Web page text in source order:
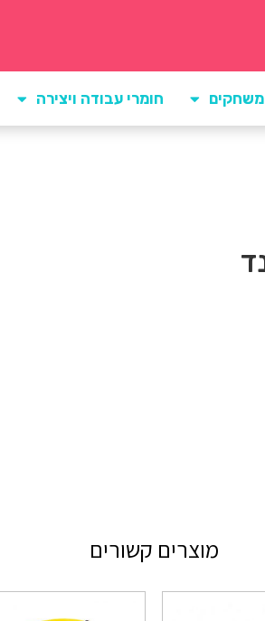
משחקים חומרי עבודה ויצירה
מוצרים קשורים